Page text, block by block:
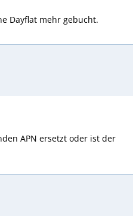
Dayflat mehr gebucht.
APN ersetzt oder ist der